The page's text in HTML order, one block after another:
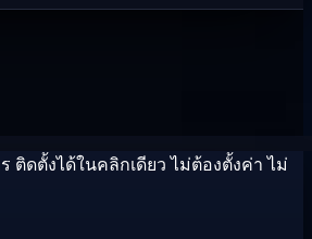
ติดตั้งได้ในคลิกเดียว ไม่ต้องตั้งค่า ไม่